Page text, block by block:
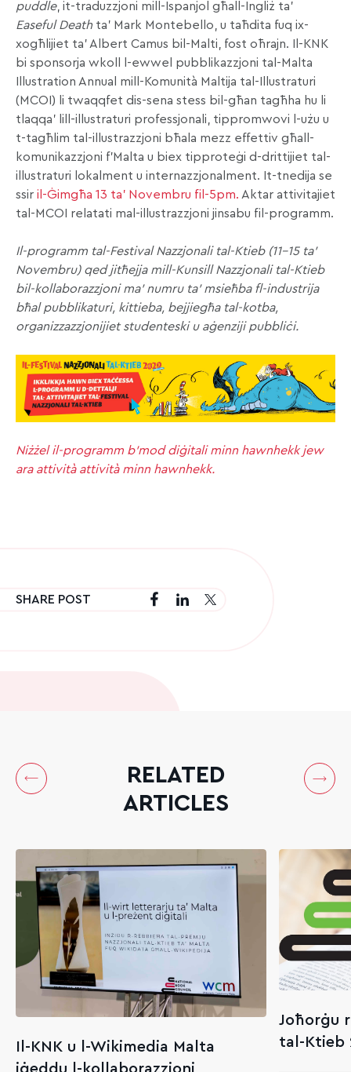
puddle, it-traduzzjoni mill-Ispanjol għall-Ingliż ta’
Easeful Death ta’ Mark Montebello, u taħdita fuq ix-
xogħlijiet ta’ Albert Camus bil-Malti, fost oħrajn. Il-KNK
bi sponsorja wkoll l-ewwel pubblikazzjoni tal-Malta
Illustration Annual mill-Komunità Maltija tal-Illustraturi
(MCOI) li twaqqfet dis-sena stess bil-għan tagħha hu li
tlaqqa’ lill-illustraturi professjonali, tippromwovi l-użu u
t-tagħlim tal-illustrazzjoni bħala mezz effettiv għall-
komunikazzjoni f’Malta u biex tipproteġi d-drittijiet tal-
illustraturi lokalment u internazzjonalment. It-tnedija se
ssir il-Ġimgħa 13 ta’ Novembru fil-5pm. Aktar attivitajiet
tal-MCOI relatati mal-illustrazzjoni jinsabu fil-programm.
Il-programm tal-Festival Nazzjonali tal-Ktieb (11-15 ta’
Novembru) qed jitħejja mill-Kunsill Nazzjonali tal-Ktieb
bil-kollaborazzjoni ma’ numru ta’ msieħba fl-industrija
bħal pubblikaturi, kittieba, bejjiegħa tal-kotba,
organizzazzjonijiet studenteski u aġenziji pubbliċi.
Niżżel il-programm b’mod diġitali minn hawnhekk jew
ara attività attività minn hawnhekk.
SHARE POST
RELATED
ARTICLES
Il-KNK u l-Wikimedia Malta
jġeddu l-kollaborazzjoni
Joħorġu
tal-Ktieb